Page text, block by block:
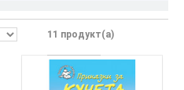
11 продукт(а)